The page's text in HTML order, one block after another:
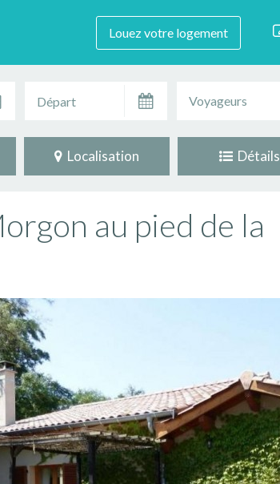
Louez votre logement
Voyageurs
Localisation Détails
au pied de la